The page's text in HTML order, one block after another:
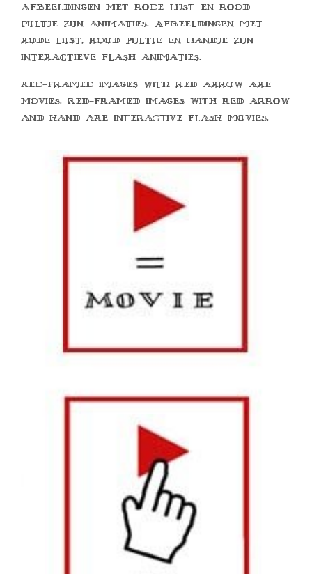
Afbeeldingen met rode lijst en rood
pijltje zijn animaties. Afbeeldingen met
rode lijst, rood pijltje en handje zijn
interactieve flash animaties.
Red-framed images with red arrow are
movies. Red-framed images with red arrow
and hand are interactive flash movies.